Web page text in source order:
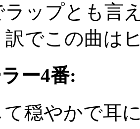
ラップとも言
訳でこの曲は
ー4番:
穏やかで耳